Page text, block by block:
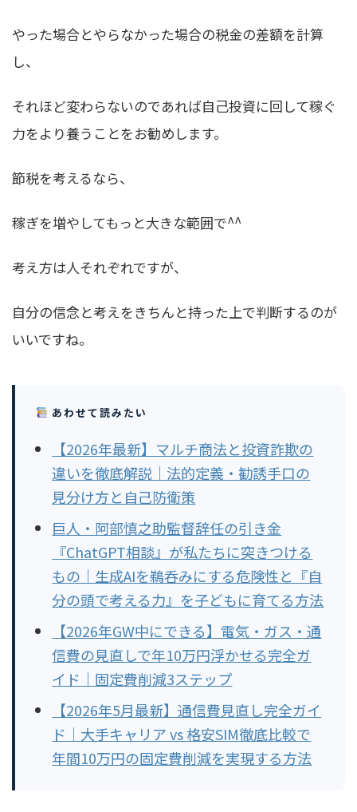
やった場合とやらなかった場合の税金の差額を計算
し、
それほど変わらないのであれば自己投資に回して稼ぐ
力をより養うことをお勧めします。
節税を考えるなら、
稼ぎを増やしてもっと大きな範囲で^^
考え方は人それぞれですが、
自分の信念と考えをきちんと持った上で判断するのが
いいですね。
あわせて読みたい
【2026年最新】マルチ商法と投資詐欺の
違いを徹底解説｜法的定義・勧誘手口の
見分け方と自己防衛策
巨人・阿部慎之助監督辞任の引き金
『ChatGPT相談』が私たちに突きつける
もの｜生成AIを鵜呑みにする危険性と『自
分の頭で考える力』を子どもに育てる方法
【2026年GW中にできる】電気・ガス・通
信費の見直しで年10万円浮かせる完全ガ
イド｜固定費削減3ステップ
【2026年5月最新】通信費見直し完全ガイ
ド｜大手キャリア vs 格安SIM徹底比較で
年間10万円の固定費削減を実現する方法